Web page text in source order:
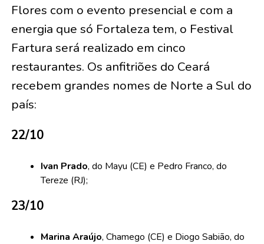
Flores com o evento presencial e com a
energia que só Fortaleza tem, o Festival
Fartura será realizado em cinco
restaurantes. Os anfitriões do Ceará
recebem grandes nomes de Norte a Sul do
país:
22/10
Ivan Prado, do Mayu (CE) e Pedro Franco, do
Tereze (RJ);
23/10
Marina Araújo, Chamego (CE) e Diogo Sabião, do